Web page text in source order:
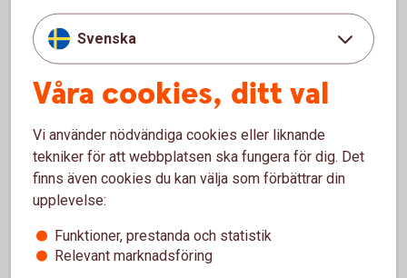
Ge bort gåvokort i stället för
kontanter
Sätt in pengarna på konto, fond eller annat sparande istället
för att ge bort kontanter. Trevliga gåvokort får du på
närmaste bankkontor eller genom att ringa.
För gåvokort, ring 033-16 65 00
Svenska
Våra cookies, ditt val
Vi använder nödvändiga cookies eller liknande
tekniker för att webbplatsen ska fungera för dig. Det
finns även cookies du kan välja som förbättrar din
upplevelse:
Funktioner, prestanda och statistik
Relevant marknadsföring